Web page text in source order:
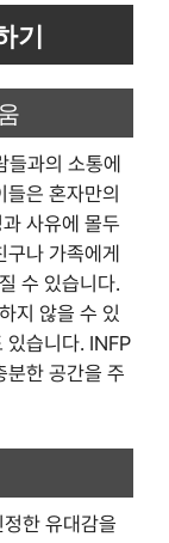
기
들과의 소통에
들은 혼자만의
사유에 몰두
구나 가족에게
수 있습니다.
지 않을 수 있
있습니다. INFP
분한 공간을 주
한 유대감을